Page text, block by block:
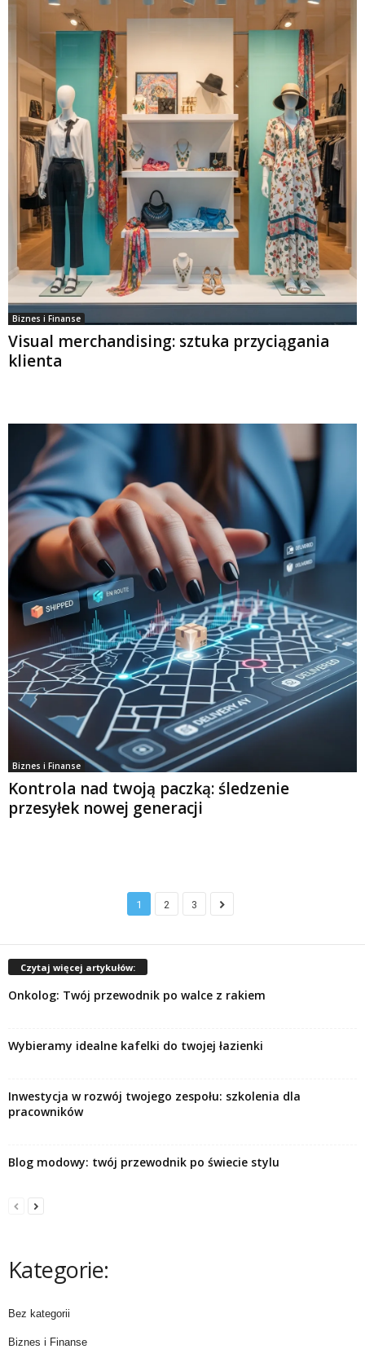
Biznes i Finanse
Visual merchandising: sztuka przyciągania
klienta
Biznes i Finanse
Kontrola nad twoją paczką: śledzenie
przesyłek nowej generacji
1 2 3
Czytaj więcej artykułów:
Onkolog: Twój przewodnik po walce z rakiem
Wybieramy idealne kafelki do twojej łazienki
Inwestycja w rozwój twojego zespołu: szkolenia dla
pracowników
Blog modowy: twój przewodnik po świecie stylu
Kategorie:
Bez kategorii
Biznes i Finanse